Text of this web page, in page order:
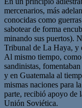
mercenarios, más
conocidas como
sabotear de forma
minando sus puertos).
Tribunal de La Haya, y
Al mismo tiempo,
sandinistas,
y en Guatemala al
mismas naciones para
parte, recibió apoyo de
Unión Soviética.